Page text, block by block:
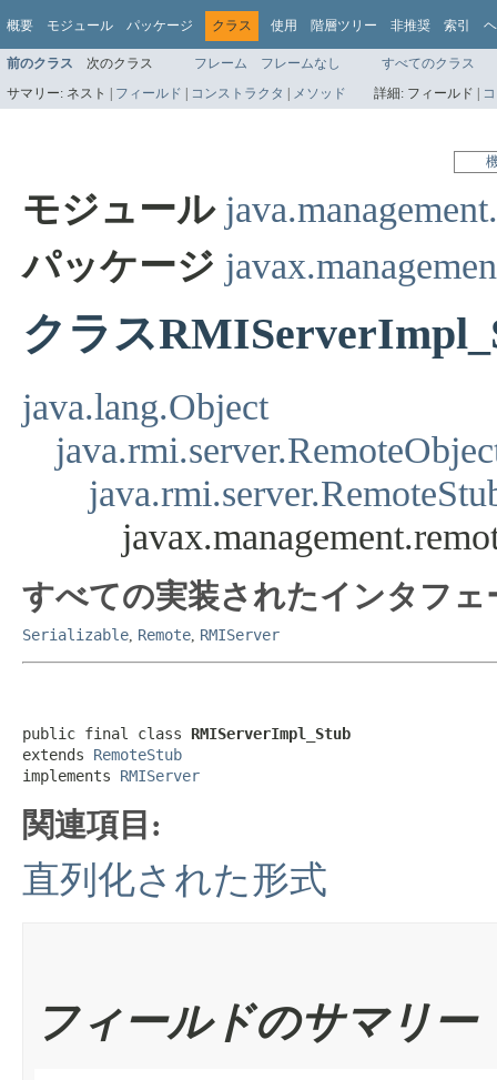
概要 モジュール パッケージ クラス 使用 階層ツリー 非推奨 索引
前のクラス 次のクラス フレーム フレームなし
すべてのクラス
サマリー: ネスト | フィールド | コンストラクタ | メソッド 詳細: フィールド |
モジュール
パッケージ
クラス
java.lang.Object
すべての実装されたインタフェ
Serializable, Remote, RMIServer
public final class RMIServerImpl_Stub
extends RemoteStub
implements RMIServer
関連項目:
直列化された形式
フィールドのサマリー